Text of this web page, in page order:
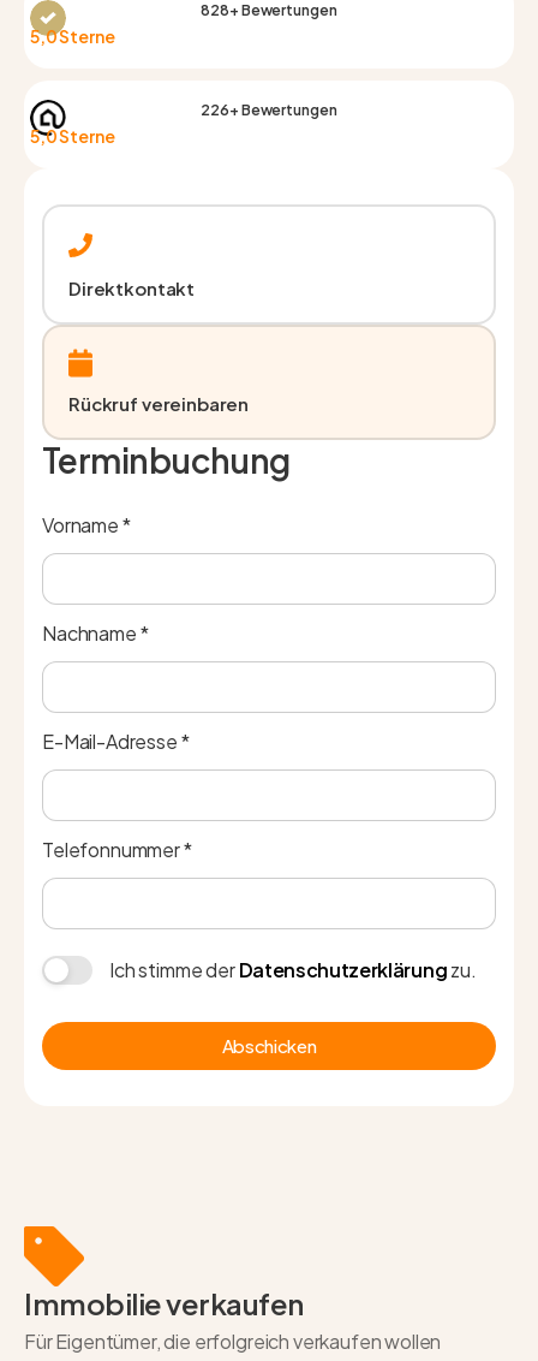
828+ Bewertungen
5,0 Sterne
226+ Bewertungen
5,0 Sterne
Direktkontakt
Rückruf vereinbaren
Terminbuchung
Vorname *
Nachname *
E-Mail-Adresse *
Telefonnummer *
Ich stimme derDatenschutzerklärungzu.
Abschicken
Immobilie verkaufen
Für Eigentümer, die erfolgreich verkaufen wollen